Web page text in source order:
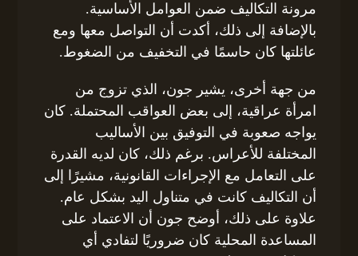
مرونة التكاليف ضمن العوامل الأساسية.
بالإضافة إلى ذلك، أكدت أن التواصل معها ومع
عائلتها كان حاسمًا في التخفيف من الضغوط.
من جهة أخرى، يشير جون، الذي تزوج من
امرأة عراقية، إلى بعض العواقب المحتملة. كان
يواجه صعوبة في التوفيق بين الأساليب
المختلفة للأعراس. برغم ذلك، كان لديه القدرة
على التعامل مع الإجراءات القانونية، مشيرًا إلى
أن التكاليف كانت في متناول اليد بشكل عام.
علاوة على ذلك، أوضح جون أن الاعتماد على
المساعدة المحلية كان ضروريًا لتفادي أي